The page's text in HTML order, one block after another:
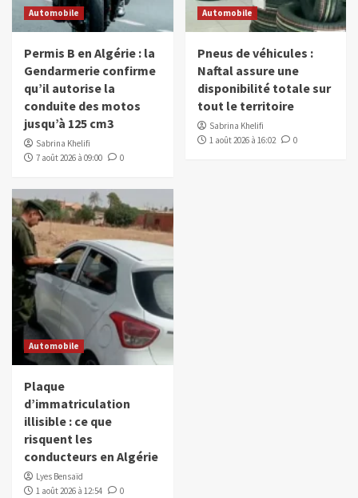
Automobile
Permis B en Algérie : la
Gendarmerie confirme
qu’il autorise la
conduite des motos
jusqu’à 125 cm3
Sabrina Khelifi
7 août 2026 à 09:00
0
Automobile
Pneus de véhicules :
Naftal assure une
disponibilité totale sur
tout le territoire
Sabrina Khelifi
1 août 2026 à 16:02
0
Automobile
Plaque
d’immatriculation
illisible : ce que
risquent les
conducteurs en Algérie
Lyes Bensaïd
1 août 2026 à 12:54
0